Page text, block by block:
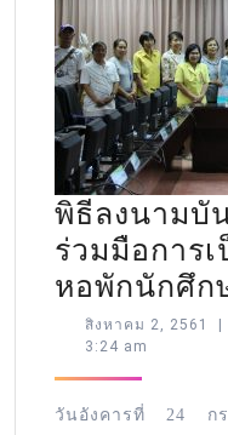
พิธีลงนามบั
ร่วมมือการ
หอพักนักศึก
สิงหาคม 2, 2561
3:24 am
วันอังคารที่ 24 ก